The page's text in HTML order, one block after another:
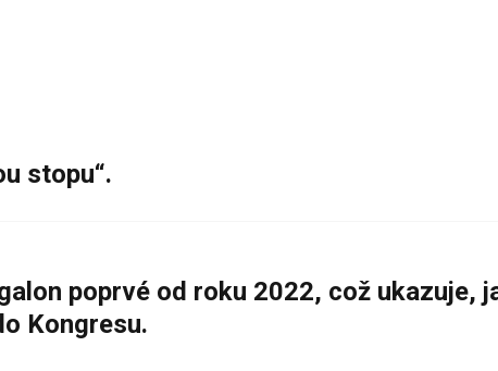
stopu“.
poprvé od roku 2022, což ukazuje,
Kongresu.